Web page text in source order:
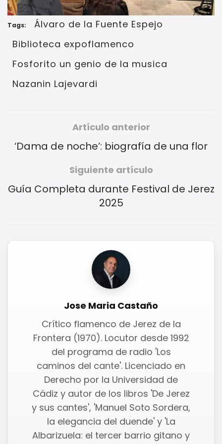
Tags:
Álvaro de la Fuente Espejo
Biblioteca expoflamenco
Fosforito un genio de la musica
Nazanin Lajevardi
Artículo anterior
‘Dama de noche’: biografía de una flor
Siguiente artículo
Guía Completa durante Festival de Jerez
2025
Jose Maria Castaño
Crítico flamenco de Jerez de la
Frontera (1970). Locutor desde 1992
del programa de radio 'Los
caminos del cante'. Licenciado en
Derecho por la Universidad de
Cádiz y autor de los libros 'De Jerez
y sus cantes', 'Manuel Soto Sordera,
la elegancia del duende' y 'La
Albarizuela: el tercer barrio gitano y